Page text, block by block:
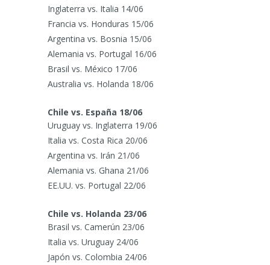
Inglaterra vs. Italia 14/06
Francia vs. Honduras 15/06
Argentina vs. Bosnia 15/06
Alemania vs. Portugal 16/06
Brasil vs. México 17/06
Australia vs. Holanda 18/06
Chile vs. España 18/06
Uruguay vs. Inglaterra 19/06
Italia vs. Costa Rica 20/06
Argentina vs. Irán 21/06
Alemania vs. Ghana 21/06
EE.UU. vs. Portugal 22/06
Chile vs. Holanda 23/06
Brasil vs. Camerún 23/06
Italia vs. Uruguay 24/06
Japón vs. Colombia 24/06